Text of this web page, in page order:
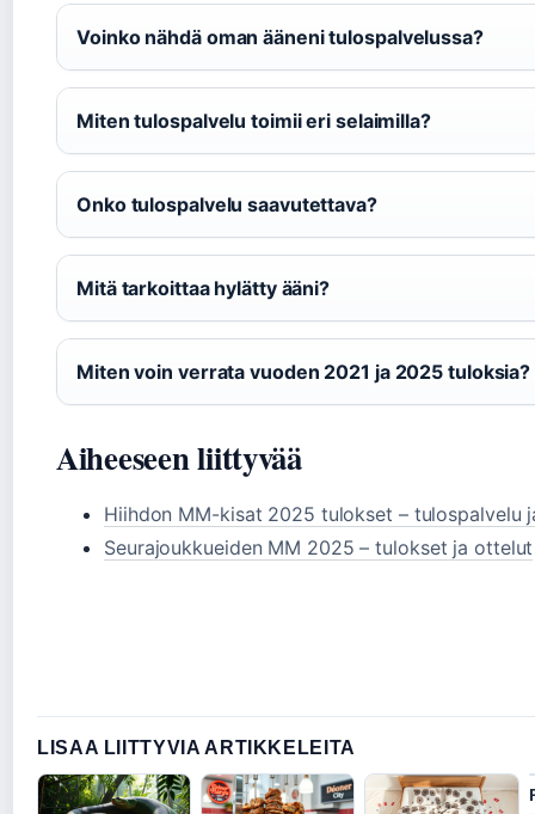
Voinko nähdä oman ääneni tulospalvelussa?
Miten tulospalvelu toimii eri selaimilla?
Onko tulospalvelu saavutettava?
Mitä tarkoittaa hylätty ääni?
Miten voin verrata vuoden 2021 ja 2025 tuloksia?
Aiheeseen liittyvää
Hiihdon MM-kisat 2025 tulokset – tulospalvelu
Seurajoukkueiden MM 2025 – tulokset ja ottelut
LISAA LIITTYVIA ARTIKKELEITA